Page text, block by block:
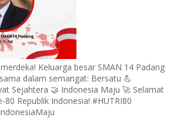
Keluarga besar SMAN 14 Padang
dalam semangat: Bersatu 💪
Sejahtera 🤝 Indonesia Maju 🚀 Selamat
80 Republik Indonesia! #HUTRI80